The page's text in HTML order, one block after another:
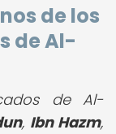
de los
de Al-
de Al-
, Ibn Hazm,